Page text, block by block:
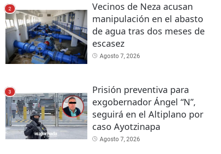
2
Vecinos de Neza acusan
manipulación en el abasto
de agua tras dos meses de
escasez
Agosto 7, 2026
3
Prisión preventiva para
exgobernador Ángel “N”,
seguirá en el Altiplano por
caso Ayotzinapa
Agosto 7, 2026